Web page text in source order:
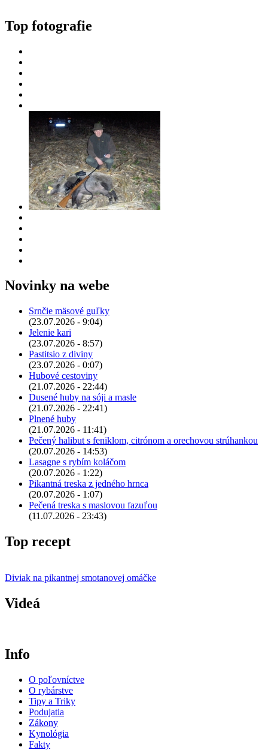
Top fotografie
Novinky na webe
Srnčie mäsové guľky
(23.07.2026 - 9:04)
Jelenie kari
(23.07.2026 - 8:57)
Pastitsio z diviny
(23.07.2026 - 0:07)
Hubové cestoviny
(21.07.2026 - 22:44)
Dusené huby na sóji a masle
(21.07.2026 - 22:41)
Plnené huby
(21.07.2026 - 11:41)
Pečený halibut s feniklom, citrónom a orechovou strúhankou
(20.07.2026 - 14:53)
Lasagne s rybím koláčom
(20.07.2026 - 1:22)
Pikantná treska z jedného hrnca
(20.07.2026 - 1:07)
Pečená treska s maslovou fazuľou
(11.07.2026 - 23:43)
Top recept
Diviak na pikantnej smotanovej omáčke
Videá
Info
O poľovníctve
O rybárstve
Tipy a Triky
Podujatia
Zákony
Kynológia
Fakty